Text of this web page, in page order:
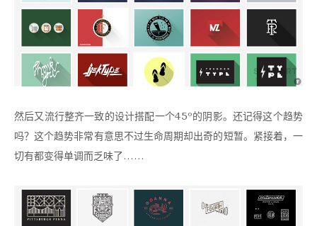
然后又流行整齐一致的设计搭配一个45º的阴影。还记得这个趋势
吗？这个趋势非常有意思不过生命周期却出奇的短暂。紧接着，一
切有都变得单调而乏味了……